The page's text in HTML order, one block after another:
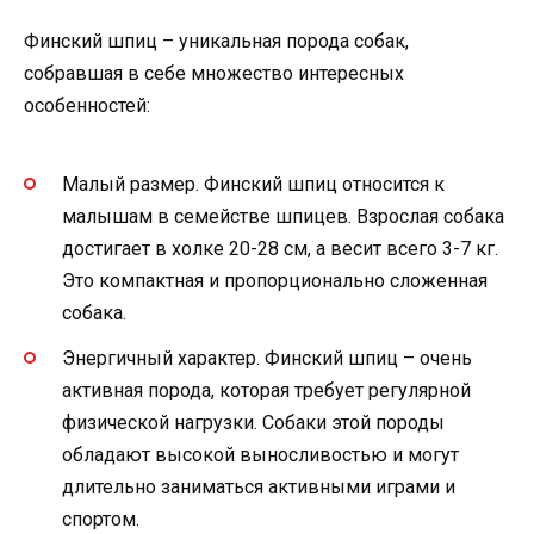
Финский шпиц – уникальная порода собак,
собравшая в себе множество интересных
особенностей:
Малый размер. Финский шпиц относится к
малышам в семействе шпицев. Взрослая собака
достигает в холке 20-28 см, а весит всего 3-7 кг.
Это компактная и пропорционально сложенная
собака.
Энергичный характер. Финский шпиц – очень
активная порода, которая требует регулярной
физической нагрузки. Собаки этой породы
обладают высокой выносливостью и могут
длительно заниматься активными играми и
спортом.